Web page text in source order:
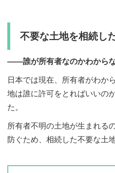
不要な土地を相続し
――誰が所有者なのかわからな
日本では現在、所有者がわか
地は誰に許可をとればいいの
た。
所有者不明の土地が生まれる
防ぐため、相続した不要な土